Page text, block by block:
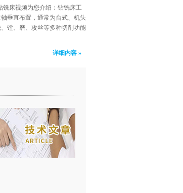
铣床视频为您介绍：钻铣床工
垂直布置，通常为台式、机头
镗、磨、攻丝等多种切削功能
详细内容 »